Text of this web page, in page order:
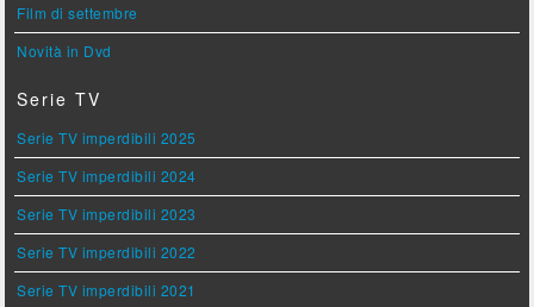
Film di settembre
Novità in Dvd
Serie TV
Serie TV imperdibili 2025
Serie TV imperdibili 2024
Serie TV imperdibili 2023
Serie TV imperdibili 2022
Serie TV imperdibili 2021